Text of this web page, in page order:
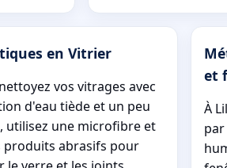
en Vitrier
vos vitrages avec
d'eau tiède et un peu
utilisez une microfibre et
produits abrasifs pour
et
À